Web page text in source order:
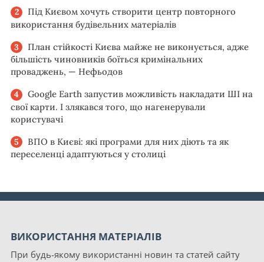
Під Києвом хочуть створити центр повторного
використання будівельних матеріалів
План стійкості Києва майже не виконується, адже
більшість чиновників боїться кримінальних
проваджень, — Нефьодов
Google Earth запустив можливість накладати ШІ на
свої карти. І злякався того, що нагенерували
користувачі
ВПО в Києві: які програми для них діють та як
переселенці адаптуються у столиці
ВИКОРИСТАННЯ МАТЕРІАЛІВ
При будь-якому використанні новин та статей сайту